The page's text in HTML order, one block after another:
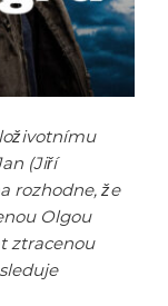
(Jiří
rozhodne, že
Olgou
ztracenou